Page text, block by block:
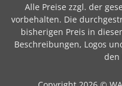
Alle Preise zzgl. der
vorbehalten. Die
bisherigen Preis in
Beschreibungen, Logos
den